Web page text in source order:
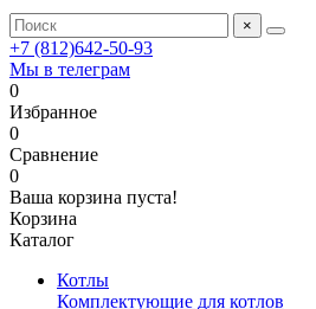
×
+7 (812)642-50-93
Мы в телеграм
0
Избранное
0
Сравнение
0
Ваша корзина пуста!
Корзина
Каталог
Котлы
Комплектующие для котлов